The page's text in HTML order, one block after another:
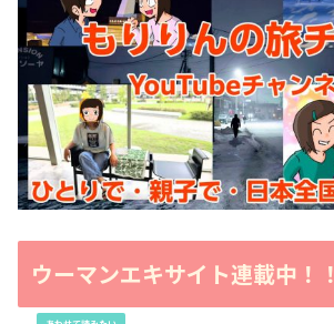
ウーマンエキサイト連載中！！